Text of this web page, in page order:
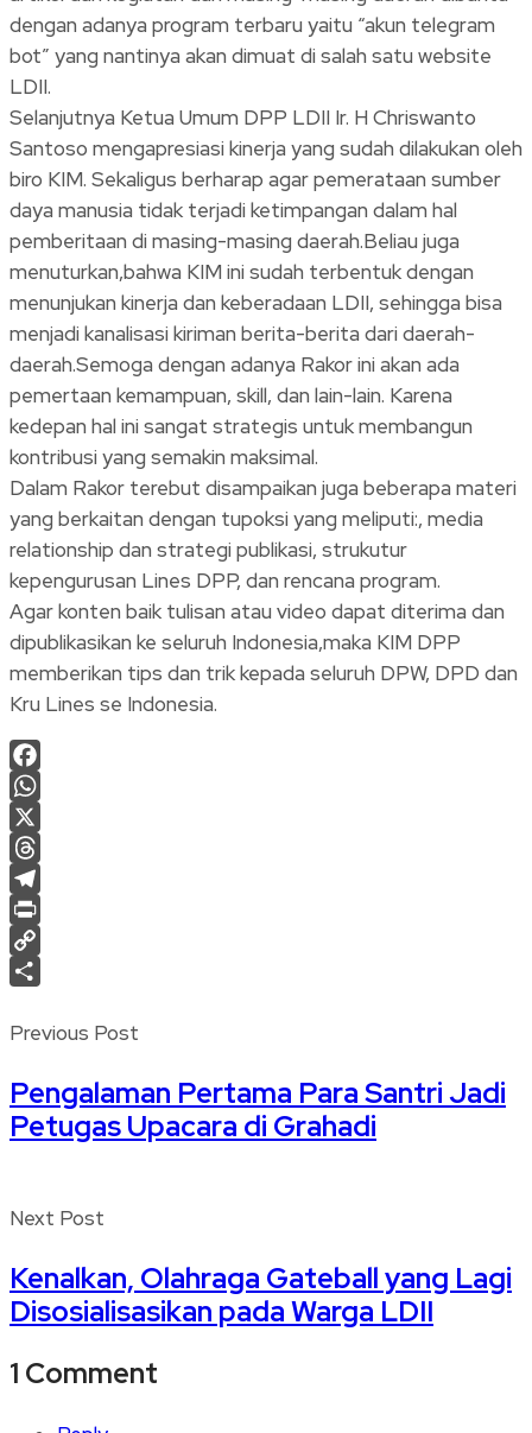
dengan adanya program terbaru yaitu “akun telegram
bot” yang nantinya akan dimuat di salah satu website
LDII.
Selanjutnya Ketua Umum DPP LDII Ir. H Chriswanto
Santoso mengapresiasi kinerja yang sudah dilakukan oleh
biro KIM. Sekaligus berharap agar pemerataan sumber
daya manusia tidak terjadi ketimpangan dalam hal
pemberitaan di masing-masing daerah.Beliau juga
menuturkan,bahwa KIM ini sudah terbentuk dengan
menunjukan kinerja dan keberadaan LDII, sehingga bisa
menjadi kanalisasi kiriman berita-berita dari daerah-
daerah.Semoga dengan adanya Rakor ini akan ada
pemertaan kemampuan, skill, dan lain-lain. Karena
kedepan hal ini sangat strategis untuk membangun
kontribusi yang semakin maksimal.
Dalam Rakor terebut disampaikan juga beberapa materi
yang berkaitan dengan tupoksi yang meliputi:, media
relationship dan strategi publikasi, strukutur
kepengurusan Lines DPP, dan rencana program.
Agar konten baik tulisan atau video dapat diterima dan
dipublikasikan ke seluruh Indonesia,maka KIM DPP
memberikan tips dan trik kepada seluruh DPW, DPD dan
Kru Lines se Indonesia.
Facebook
WhatsApp
X
Threads
Telegram
Print
Copy
Previous Post
Pengalaman Pertama Para Santri Jadi
Petugas Upacara di Grahadi
Next Post
Kenalkan, Olahraga Gateball yang Lagi
Disosialisasikan pada Warga LDII
1 Comment